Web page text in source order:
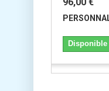
Disponible